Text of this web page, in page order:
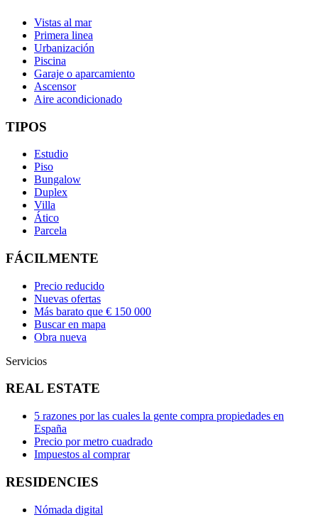
Vistas al mar
Primera linea
Urbanización
Piscina
Garaje o aparcamiento
Ascensor
Aire acondicionado
TIPOS
Estudio
Piso
Bungalow
Duplex
Villa
Ático
Parcela
FÁCILMENTE
Precio reducido
Nuevas ofertas
Más barato que € 150 000
Buscar en mapa
Obra nueva
Servicios
REAL ESTATE
5 razones por las cuales la gente compra propiedades en
España
Precio por metro cuadrado
Impuestos al comprar
RESIDENCIES
Nómada digital